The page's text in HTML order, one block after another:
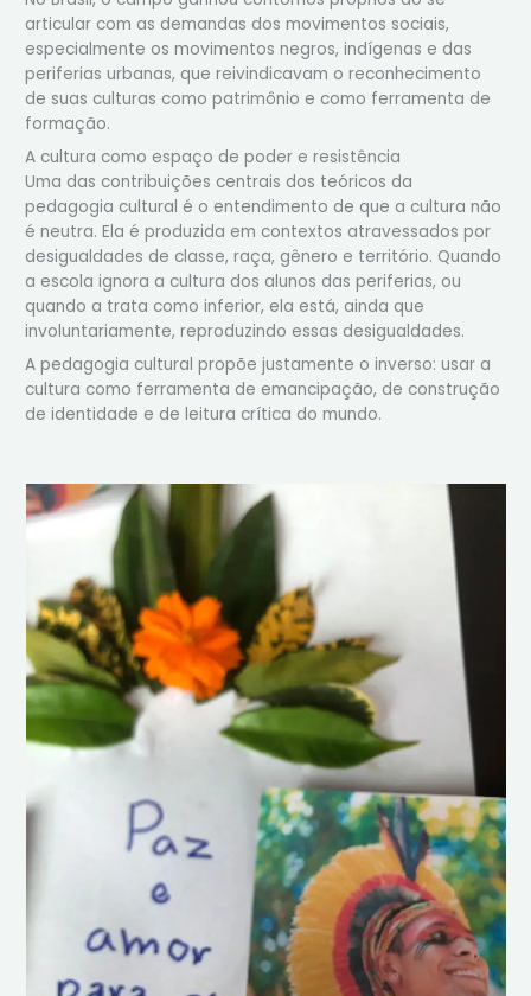
articular com as demandas dos movimentos sociais,
especialmente os movimentos negros, indígenas e das
periferias urbanas, que reivindicavam o reconhecimento
de suas culturas como patrimônio e como ferramenta de
formação.
A cultura como espaço de poder e resistência
Uma das contribuições centrais dos teóricos da
pedagogia cultural é o entendimento de que a cultura não
é neutra. Ela é produzida em contextos atravessados por
desigualdades de classe, raça, gênero e território. Quando
a escola ignora a cultura dos alunos das periferias, ou
quando a trata como inferior, ela está, ainda que
involuntariamente, reproduzindo essas desigualdades.
A pedagogia cultural propõe justamente o inverso: usar a
cultura como ferramenta de emancipação, de construção
de identidade e de leitura crítica do mundo.